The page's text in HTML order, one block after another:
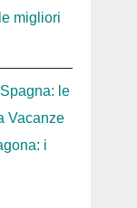
migliori
le
Vacanze
i